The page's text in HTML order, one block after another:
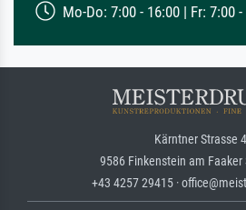
Mo-Do: 7:00 - 16:00 | Fr: 7:00
Kärntner Strasse
9586 Finkenstein am Faaker
+43 4257 29415 ·